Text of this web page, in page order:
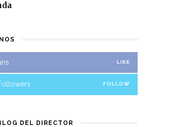
LIKE
FOLLOW
DEL DIRECTOR